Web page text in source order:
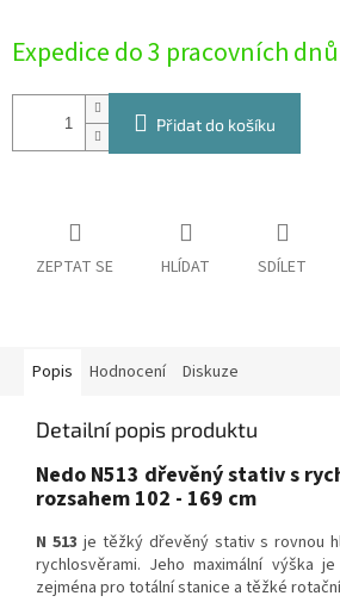
cena:
Expedice do 3 pracovních dnů
Přidat do košíku
ZEPTAT SE HLÍDAT SDÍLET
Popis Hodnocení Diskuze
Detailní popis produktu
Nedo N513 dřevěný stativ s
rozsahem 102 - 169 cm
N 513 je těžký dřevěný stativ s rovnou
rychlosvěrami. Jeho maximální výška
zejména pro totální stanice a těžké